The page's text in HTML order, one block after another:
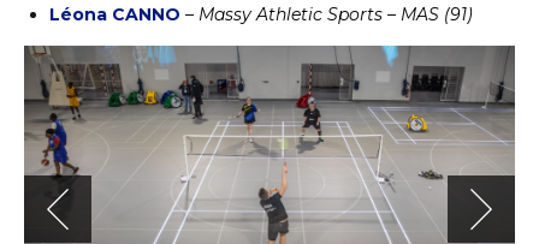
Léona CANNO – Massy Athletic Sports – MAS (91)